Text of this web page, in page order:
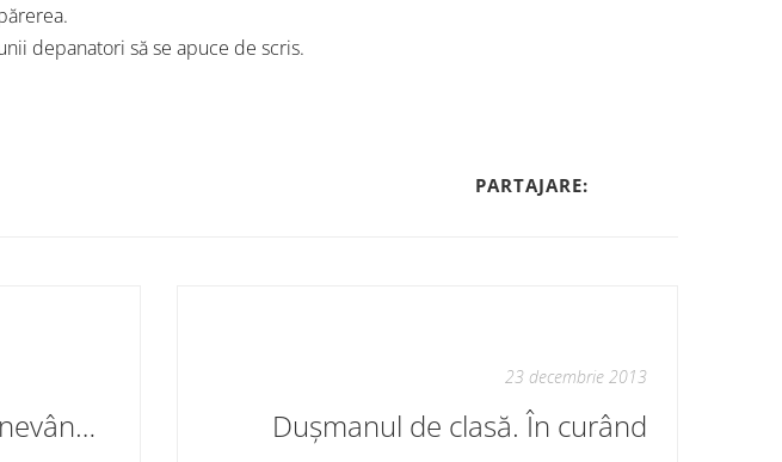
depanatori să se apuce de scris.
PARTAJARE:
Noiembrie. Topul cărților nevândute
23 decembrie 2013
Dușmanul de clasă. În curând